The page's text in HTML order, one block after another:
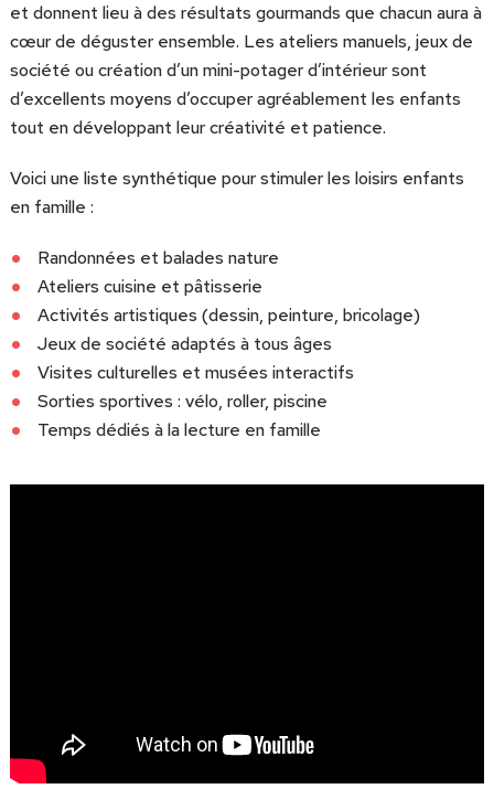
et donnent lieu à des résultats gourmands que chacun aura à
cœur de déguster ensemble. Les ateliers manuels, jeux de
société ou création d’un mini-potager d’intérieur sont
d’excellents moyens d’occuper agréablement les enfants
tout en développant leur créativité et patience.
Voici une liste synthétique pour stimuler les loisirs enfants
en famille :
Randonnées et balades nature
Ateliers cuisine et pâtisserie
Activités artistiques (dessin, peinture, bricolage)
Jeux de société adaptés à tous âges
Visites culturelles et musées interactifs
Sorties sportives : vélo, roller, piscine
Temps dédiés à la lecture en famille